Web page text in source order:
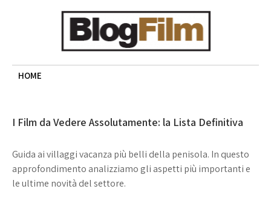
BLOG FILM
Cinema, recensioni e approfondimenti
HOME
I Film da Vedere Assolutamente: la Lista Definitiva
Guida ai villaggi vacanza più belli della penisola. In questo
approfondimento analizziamo gli aspetti più importanti e
le ultime novità del settore.